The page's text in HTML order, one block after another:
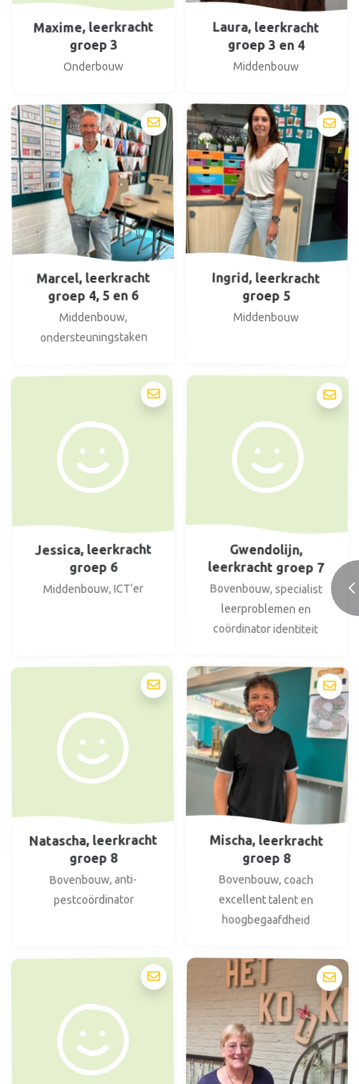
Maxime, leerkracht
groep 3
Onderbouw
Laura, leerkracht
groep 3 en 4
Middenbouw
Marcel, leerkracht
groep 4, 5 en 6
Middenbouw,
ondersteuningstaken
Ingrid, leerkracht
groep 5
Middenbouw
Jessica, leerkracht
groep 6
Middenbouw, ICT'er
Gwendolijn,
leerkracht groep 7
Bovenbouw, specialist
leerproblemen en
coördinator identiteit
Natascha, leerkracht
groep 8
Bovenbouw, anti-
pestcoördinator
Mischa, leerkracht
groep 8
Bovenbouw, coach
excellent talent en
hoogbegaafdheid